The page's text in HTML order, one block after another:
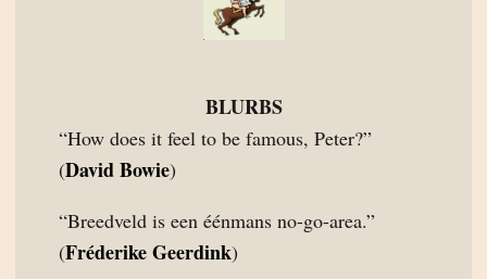
BLURBS
“How does it feel to be famous, Peter?”
(David Bowie)
“Breedveld is een éénmans no-go-area.”
(Fréderike Geerdink)